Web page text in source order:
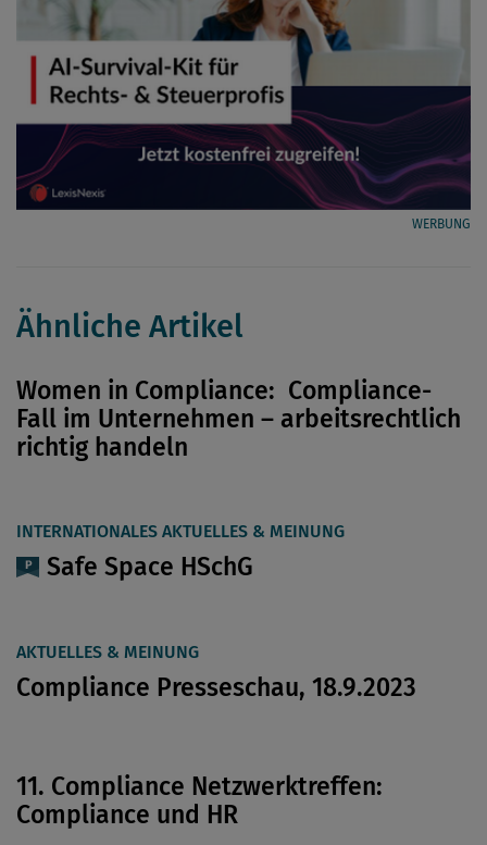
WERBUNG
Ähnliche Artikel
Women in Compliance: Compliance-
Fall im Unternehmen – arbeitsrechtlich
richtig handeln
INTERNATIONALES AKTUELLES & MEINUNG
Safe Space HSchG
AKTUELLES & MEINUNG
Compliance Presseschau, 18.9.2023
11. Compliance Netzwerktreffen:
Compliance und HR